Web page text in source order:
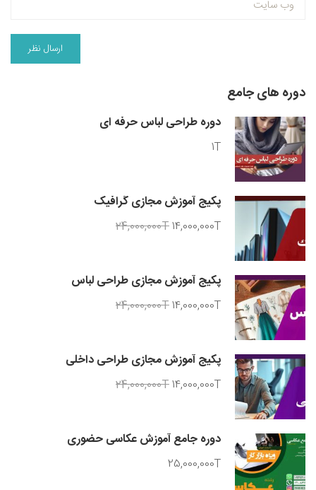
دوره های جامع
دوره طراحی لباس حرفه ای
1T
پکیج آموزش مجازی گرافیک
24,000,000T14,000,000T
پکیج آموزش مجازی طراحی لباس
24,000,000T14,000,000T
پکیج آموزش مجازی طراحی داخلی
24,000,000T14,000,000T
دوره جامع آموزش عکاسی حضوری
25,000,000T